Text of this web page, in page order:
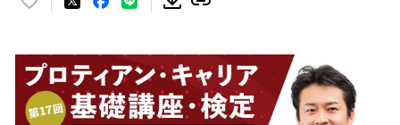
い
！
数
を
読